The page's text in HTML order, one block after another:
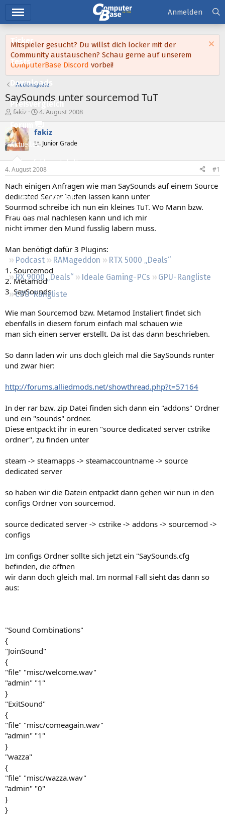
Ticker
Tests
Downloads
Preisvergleich
Forum
Aktuelles
Empfohlene Inhalte
Neueste Aktivitäten
Leserartikel
Regeln
Podcast RAMageddon
RTX 5000 „Deals“
RX 9000 „Deals“
Ideale Gaming-PCs
GPU-Rangliste
CPU-Rangliste
Anmelden
Mitspieler gesucht? Du willst dich locker mit der
Community austauschen? Schau gerne auf unserem
ComputerBase Discord vorbei!
Actionspiele
SaySounds unter sourcemod TuT
E
r
s
t
e
l
e
r
fakiz
E
s
e
l
t
a
m
4. August 2008
fakiz
Lt. Junior Grade
4. August 2008 #1
Nach einigen Anfragen wie man SaySounds auf einem Source
dedicated Server laufen lassen kann unter
Sourmod schreibe ich nun ein kleines TuT. Wo Mann bzw.
Frau das mal nachlesen kann und ich mir
nicht immer den Mund fusslig labern muss.
Man benötigt dafür 3 Plugins:
1. Sourcemod
2. Metamod
3. SaySounds
Wie man Sourcemod bzw. Metamod Instaliert findet sich
ebenfalls in diesem forum einfach mal schauen wie
man sich einen server erstellt. Da ist das dann beschrieben.
So dann laden wir uns doch gleich mal die SaySounds runter
und zwar hier:
http://forums.alliedmods.net/showthread.php?t=57164
In der rar bzw. zip Datei finden sich dann ein "addons" Ordner
und ein "sounds" ordner.
Diese entpackt ihr in euren "source dedicated server cstrike
ordner", zu finden unter
steam -> steamapps -> steamaccountname -> source
dedicated server
so haben wir die Datein entpackt dann gehen wir nun in den
configs Ordner von sourcemod.
source dedicated server -> cstrike -> addons -> sourcemod ->
configs
Im configs Ordner sollte sich jetzt ein "SaySounds.cfg
befinden, die öffnen
wir dann doch gleich mal. Im normal Fall sieht das dann so
aus:
"Sound Combinations"
{
"JoinSound"
{
"file" "misc/welcome.wav"
"admin" "1"
}
"ExitSound"
{
"file" "misc/comeagain.wav"
"admin" "1"
}
"wazza"
{
"file" "misc/wazza.wav"
"admin" "0"
}
}